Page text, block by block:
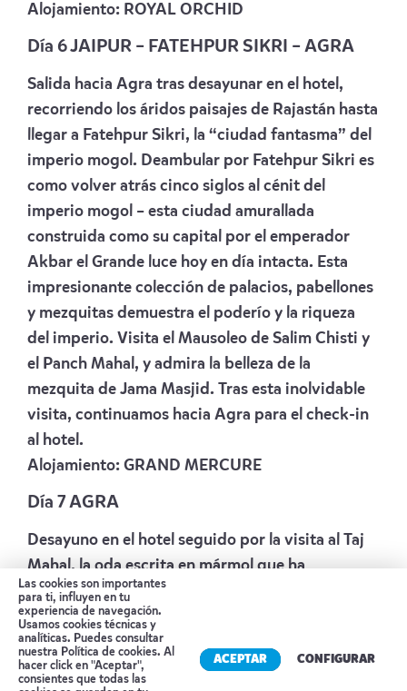
Alojamiento: ROYAL ORCHID
Día 6 JAIPUR – FATEHPUR SIKRI – AGRA
Salida hacia Agra tras desayunar en el hotel,
recorriendo los áridos paisajes de Rajastán hasta
llegar a Fatehpur Sikri, la “ciudad fantasma” del
imperio mogol. Deambular por Fatehpur Sikri es
como volver atrás cinco siglos al cénit del
imperio mogol – esta ciudad amurallada
construida como su capital por el emperador
Akbar el Grande luce hoy en día intacta. Esta
impresionante colección de palacios, pabellones
y mezquitas demuestra el poderío y la riqueza
del imperio. Visita el Mausoleo de Salim Chisti y
el Panch Mahal, y admira la belleza de la
mezquita de Jama Masjid. Tras esta inolvidable
visita, continuamos hacia Agra para el check-in
al hotel.
Alojamiento: GRAND MERCURE
Día 7 AGRA
Desayuno en el hotel seguido por la visita al Taj
Mahal, la oda escrita en mármol que ha
embelesado el mundo con su belleza. El mausoleo
fue construido por Shah Jahan, el desconsolado
emperador mogol, tras haber muerto en el parto
su querida mujer, Mumtaz Mahal. Durante 22
Las cookies son importantes
para ti, influyen en tu
experiencia de navegación.
Usamos cookies técnicas y
analíticas. Puedes consultar
nuestra Política de cookies. Al
hacer click en "Aceptar",
consientes que todas las
ACEPTAR CONFIGURAR